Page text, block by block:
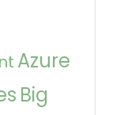
Azure
Big